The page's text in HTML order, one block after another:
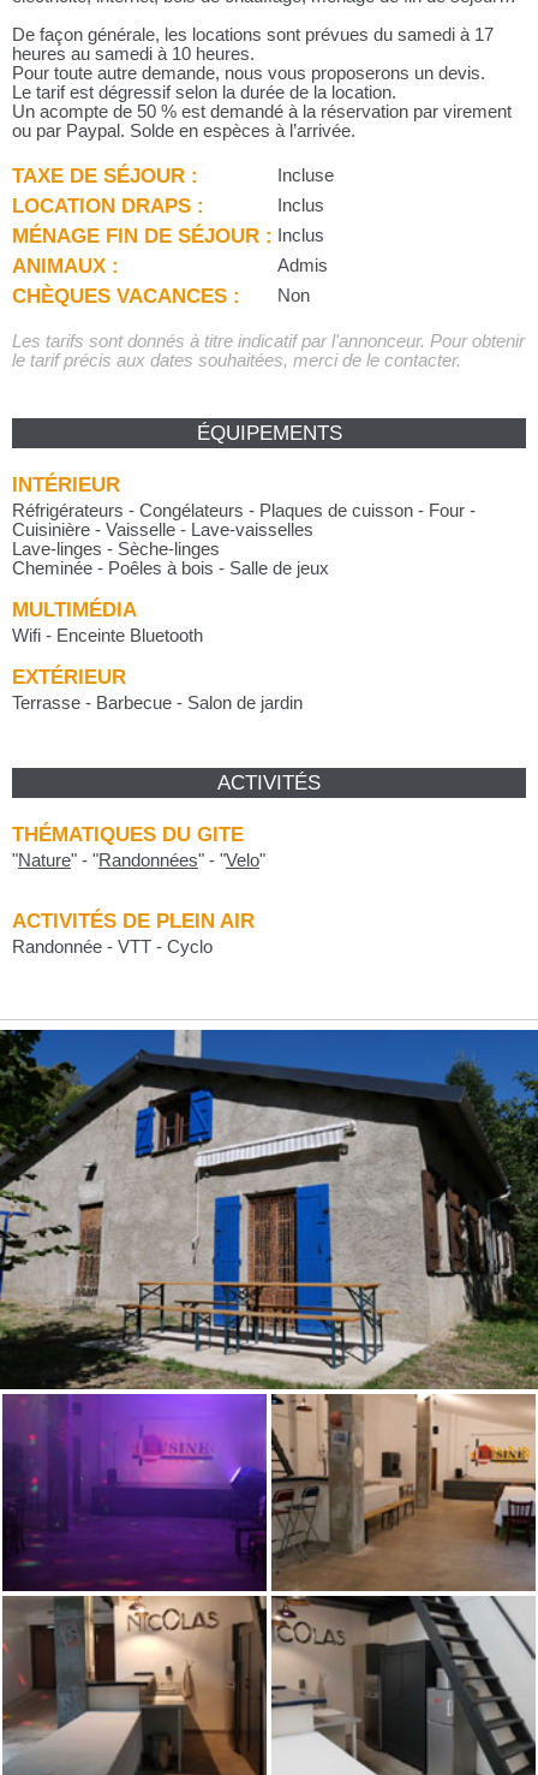
De façon générale, les locations sont prévues du samedi à 17
heures au samedi à 10 heures.
Pour toute autre demande, nous vous proposerons un devis.
Le tarif est dégressif selon la durée de la location.
Un acompte de 50 % est demandé à la réservation par virement
ou par Paypal. Solde en espèces à l’arrivée.
TAXE DE SÉJOUR : Incluse
LOCATION DRAPS : Inclus
MÉNAGE FIN DE SÉJOUR : Inclus
ANIMAUX : Admis
CHÈQUES VACANCES : Non
Les tarifs sont donnés à titre indicatif par l'annonceur. Pour obtenir
le tarif précis aux dates souhaitées, merci de le contacter.
ÉQUIPEMENTS
INTÉRIEUR
Réfrigérateurs - Congélateurs - Plaques de cuisson - Four -
Cuisinière - Vaisselle - Lave-vaisselles
Lave-linges - Sèche-linges
Cheminée - Poêles à bois - Salle de jeux
MULTIMÉDIA
Wifi - Enceinte Bluetooth
EXTÉRIEUR
Terrasse - Barbecue - Salon de jardin
ACTIVITÉS
THÉMATIQUES DU GITE
"Nature" - "Randonnées" - "Velo"
ACTIVITÉS DE PLEIN AIR
Randonnée - VTT - Cyclo